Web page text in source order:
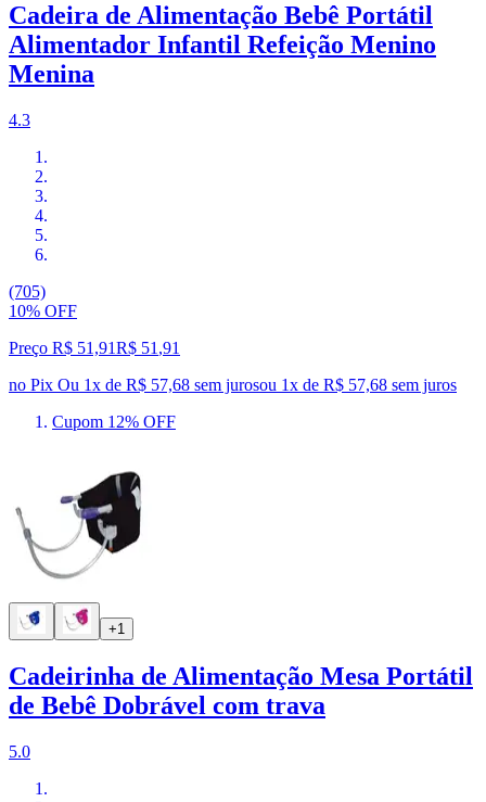
Cadeira de Alimentação Bebê Portátil
Alimentador Infantil Refeição Menino
Menina
4.3
(705)
10% OFF
Preço R$ 51,91R$ 51 ,91
no Pix Ou 1x de R$ 57,68 sem jurosou 1x de R$ 57,68 sem juros
Cupom 12% OFF
+1
Cadeirinha de Alimentação Mesa Portátil
de Bebê Dobrável com trava
5.0